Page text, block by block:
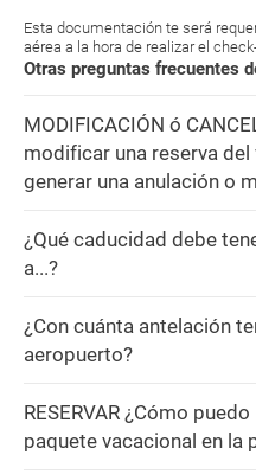
Esta documentación te será
aérea a la hora de realizar el
Otras preguntas frecuentes
MODIFICACIÓN ó
modificar una reserva
generar una anulación o
¿Qué caducidad debe
a...?
¿Con cuánta antelación
aeropuerto?
RESERVAR ¿Cómo
paquete vacacional en la